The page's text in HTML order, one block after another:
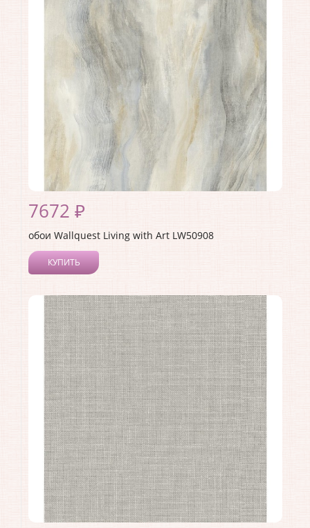
Материал покрытия: Акриловое
США
Материал основы: Бумага
68
7672 ₽
обои Wallquest Living with Art LW50908
КУПИТЬ
Коллекция:Living with Art
Длина рулона:8.23
Ширина рулона:0.68
Материал покрытия:Виниловое
Страна:США
Материал основы: Флизелин
Раппорт:53